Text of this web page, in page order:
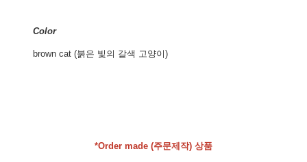
Color
brown cat (붉은 빛의 갈색 고양이)
*Order made (주문제작) 상품